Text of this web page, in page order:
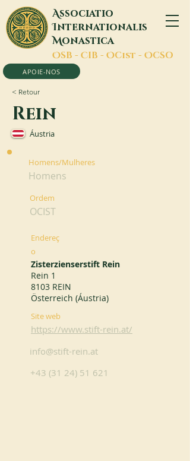
Associatio
Internationalis
Monastica
OSB - CIB - OCist - OCSO
APOIE-NOS
< Retour
Rein
Áustria
Homens/Mulheres
Homens
Ordem
OCIST
Endereç
o
Zisterzienserstift Rein
Rein 1
8103 REIN
Österreich (Áustria)
Site web
https://www.stift-rein.at/
info@stift-rein.at
+43 (31 24) 51 621